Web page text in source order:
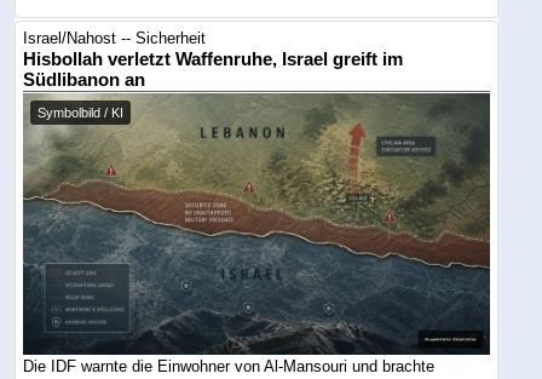
Israel/Nahost -- Sicherheit
Hisbollah verletzt Waffenruhe, Israel greift im
Südlibanon an
Symbolbild / KI
Die IDF warnte die Einwohner von Al-Mansouri und brachte